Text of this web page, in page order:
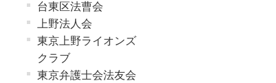
台東区法曹会
上野法人会
東京上野ライオンズ
クラブ
東京弁護士会法友会